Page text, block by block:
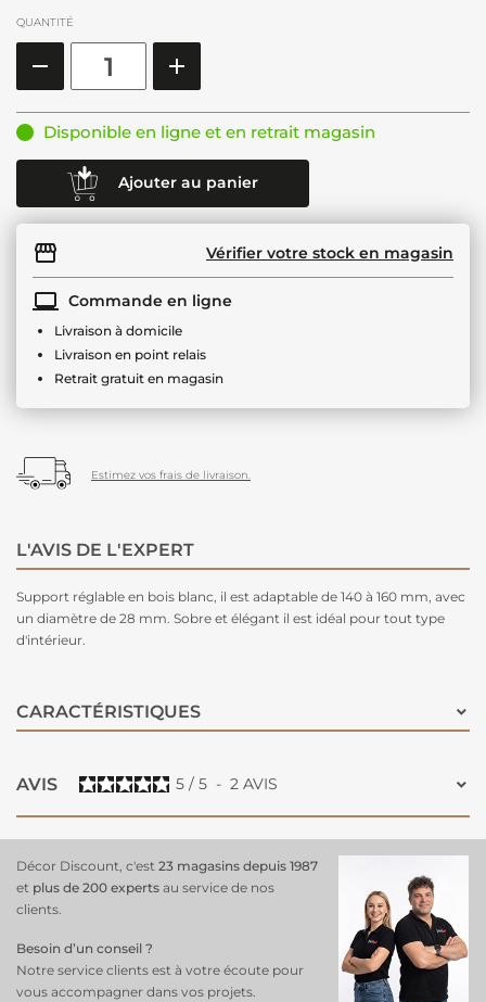
QUANTITÉ
Disponible en ligne et en retrait magasin
Ajouter au panier
Vérifier votre stock en magasin
Commande en ligne
Livraison à domicile
Livraison en point relais
Retrait gratuit en magasin
Estimez vos frais de livraison.
L'AVIS DE L'EXPERT
Support réglable en bois blanc, il est adaptable de 140 à 160 mm, avec
un diamètre de 28 mm. Sobre et élégant il est idéal pour tout type
d'intérieur.
CARACTÉRISTIQUES
AVIS 5 / 5 - 2 AVIS
Décor Discount, c'est 23 magasins depuis 1987
et plus de 200 experts au service de nos
clients.
Besoin d’un conseil ?
Notre service clients est à votre écoute pour
vous accompagner dans vos projets.